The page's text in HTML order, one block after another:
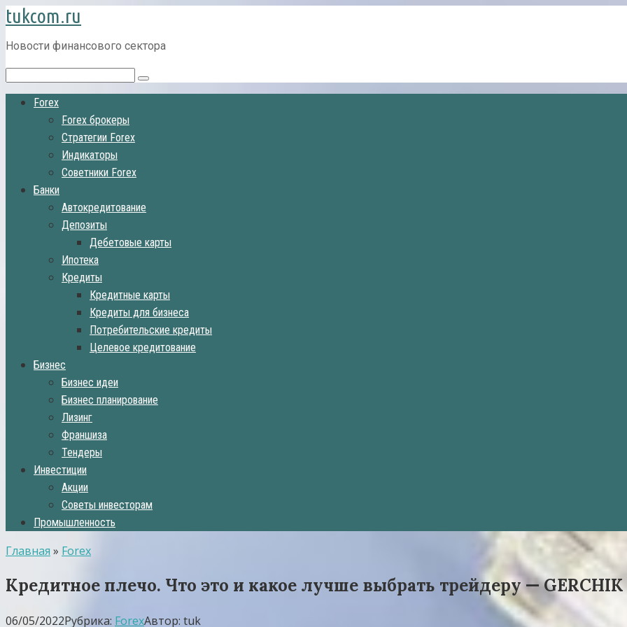
Перейти
к
контенту
tukcom.ru
Новости финансового сектора
Поиск:
Forex
Forex брокеры
Стратегии Forex
Индикаторы
Советники Forex
Банки
Автокредитование
Депозиты
Дебетовые карты
Ипотека
Кредиты
Кредитные карты
Кредиты для бизнеса
Потребительские кредиты
Целевое кредитование
Бизнес
Бизнес идеи
Бизнес планирование
Лизинг
Франшиза
Тендеры
Инвестиции
Акции
Советы инвесторам
Промышленность
Главная » Forex
Кредитное плечо. Что это и какое лучше выбрать трейдеру — GERCHIK
06/05/2022Рубрика: ForexАвтор: tuk